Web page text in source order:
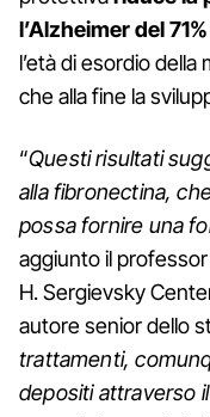
l’Alzheimer del 71%
l’età di esordio
che alla fine la
“Questi risultati
alla fibronectina,
possa fornire una
aggiunto il
H. Sergievsky
autore senior dello
trattamenti,
depositi attraverso